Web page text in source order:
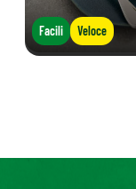
Facili Veloce